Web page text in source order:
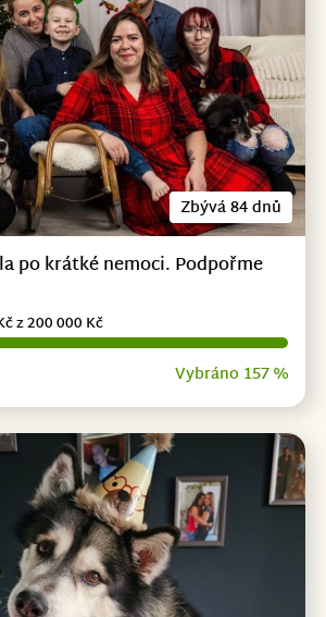
Zbývá 84 dnů
po krátké nemoci. Podpořme
Vybráno 157 %
z 200 000 Kč